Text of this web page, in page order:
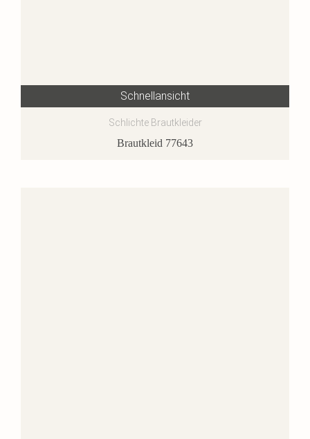
Schnellansicht
Schlichte Brautkleider
Brautkleid 77643